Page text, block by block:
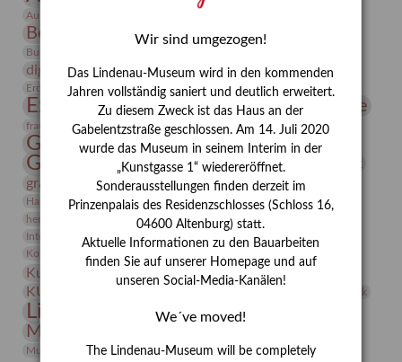
Ausstellung „Vier Winde“
Bernhard August von Lindenau
Burg Posterstein
digitallabor Entartete Kunst
Enteignung
Erdmann Julius Dietrich
Erlebnisportal estrusker Exlibris
Expressionismus Festrede Florenz Fotografie
frauen Frauen in der Antike und heute
Gerhard-Altenbourg-Preis
Gerhard Altenbourg
Gerhard Kurt Müller
grafische sammlung griechische Mythologie
Hanns-Conon von der Gabelentz Heinrich Kirchhoff Heldinnen
herman de vries Humboldt
Insekten
Integriertes Schädlingsmanagement
Jahresempfang
Kolosseum
Kunst
Kunstmuseum Kunstvermittlung Kunst von Kühl
KUNSTWAND Künstler Lehmbruck
Lindenau-Museum Marstall
Museumsgeschichte
Museumspädagogik Mäzen Napoleon Natur
Neue Remise
Wir sind umgezogen!
Das Lindenau-Museum wird in den kommenden
Jahren vollständig saniert und deutlich erweitert.
Zu diesem Zweck ist das Haus an der
Gabelentzstraße geschlossen. Am 14. Juli 2020
wurde das Museum in seinem Interim in der
„Kunstgasse 1“ wiedereröffnet.
Sonderausstellungen finden derzeit im
Prinzenpalais des Residenzschlosses (Schloss 16,
04600 Altenburg) statt.
Aktuelle Informationen zu den Bauarbeiten
finden Sie auf unserer Homepage und auf
unseren Social-Media-Kanälen!
We´ve moved!
The Lindenau-Museum will be completely